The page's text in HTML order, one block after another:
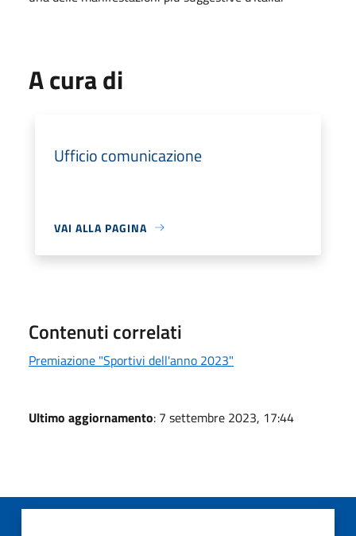
A cura di
Ufficio comunicazione
VAI ALLA PAGINA
Contenuti correlati
Premiazione "Sportivi dell'anno 2023"
Ultimo aggiornamento: 7 settembre 2023, 17:44